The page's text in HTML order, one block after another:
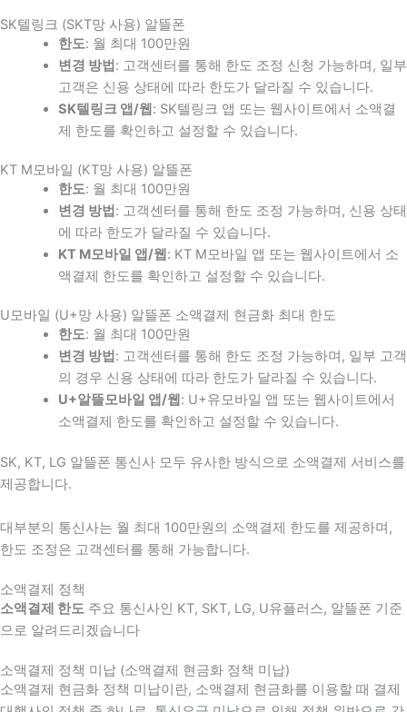
SK텔링크 (SKT망 사용) 알뜰폰
한도: 월 최대 100만원
변경 방법 : 고객센터를 통해 한도 조정 신청 가능하며, 일부
고객은 신용 상태에 따라 한도가 달라질 수 있습니다.
SK텔링크 앱/웹 : SK텔링크 앱 또는 웹사이트에서 소액결
제 한도를 확인하고 설정할 수 있습니다.
KT M모바일 (KT망 사용) 알뜰폰
한도: 월 최대 100만원
변경 방법 : 고객센터를 통해 한도 조정 가능하며, 신용 상태
에 따라 한도가 달라질 수 있습니다.
KT M모바일 앱/웹 : KT M모바일 앱 또는 웹사이트에서 소
액결제 한도를 확인하고 설정할 수 있습니다.
U모바일 (U+망 사용) 알뜰폰 소액결제 현금화 최대 한도
한도: 월 최대 100만원
변경 방법 : 고객센터를 통해 한도 조정 가능하며, 일부 고객
의 경우 신용 상태에 따라 한도가 달라질 수 있습니다.
U+알뜰모바일 앱/웹 : U+유모바일 앱 또는 웹사이트에서
소액결제 한도를 확인하고 설정할 수 있습니다.
SK, KT, LG 알뜰폰 통신사 모두 유사한 방식으로 소액결제 서비스를
제공합니다.
대부분의 통신사는 월 최대 100만원의 소액결제 한도를 제공하며,
한도 조정은 고객센터를 통해 가능합니다.
소액결제 정책
소액결제 한도 주요 통신사인 KT, SKT, LG, U유플러스, 알뜰폰 기준
으로 알려드리겠습니다
소액결제 정책 미납 (소액결제 현금화 정책 미납)
소액결제 현금화 정책 미납이란, 소액결제 현금화를 이용할 때 결제